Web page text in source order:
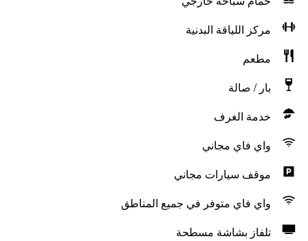
مركز اللياقة البدنية
مطعم
بار / صالة
خدمة الغرف
واي فاي مجاني
موقف سيارات مجاني
واي فاي متوفر في جميع المناطق
تلفاز بشاشة مسطحة